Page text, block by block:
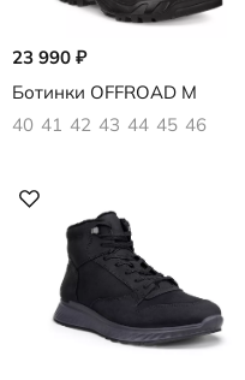
23 990 ₽
Ботинки OFFROAD M
40 41 42 43 44 45 46